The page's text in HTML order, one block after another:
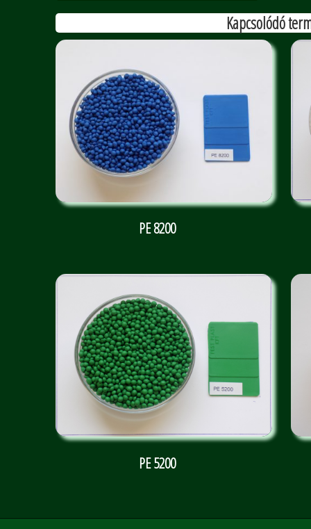
Kapcsolódó
PE 8200
PE 5200